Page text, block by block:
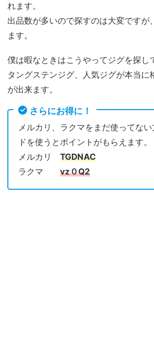
れます。
出品数が多いので探すのは大変ですが
ます。
僕は暇なときはこうやってジグを探し
タングステンジグ、人気ジグが本当に
が出来ます。
さらにお得に！
メルカリ、ラクマをまだ使ってな
ドを使うとポイントがもらえます。
メルカリ TGDNAC
ラクマ vz０Q2